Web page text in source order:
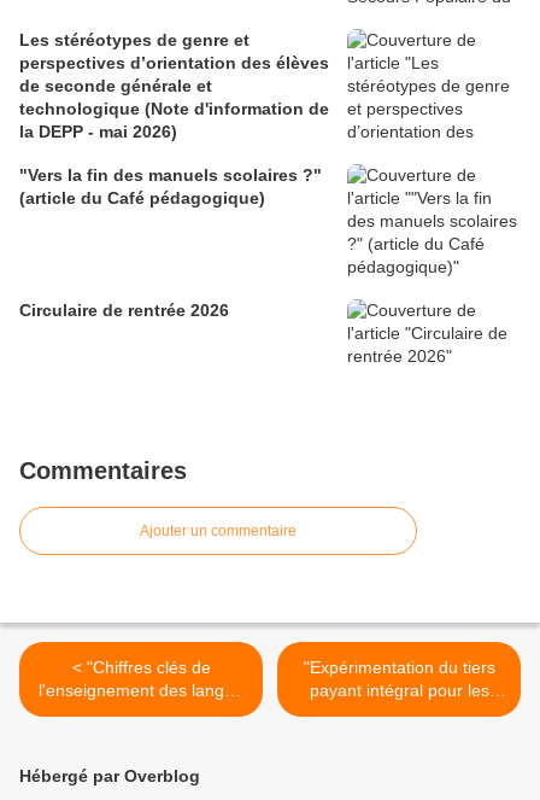
Les stéréotypes de genre et
perspectives d’orientation des élèves
de seconde générale et
technologique (Note d'information de
la DEPP - mai 2026)
"Vers la fin des manuels scolaires ?"
(article du Café pédagogique)
Circulaire de rentrée 2026
Commentaires
Ajouter un commentaire
< "Chiffres clés de
l'enseignement des langue
à l'école en Europe" (Etude
"Expérimentation du tiers
payant intégral pour les
étudiants" (AFP via
Hébergé par Overblog